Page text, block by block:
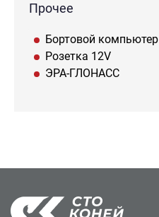
Прочее
Бортовой компьютер
Розетка 12V
ЭРА-ГЛОНАСС